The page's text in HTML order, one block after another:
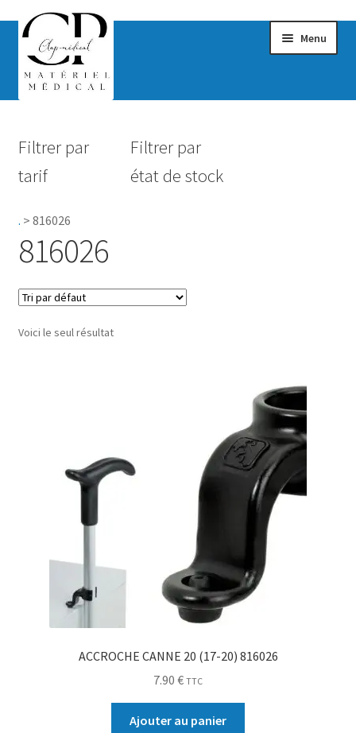
Menu
Hygiène
Accessoires Salle de bain
Filtrer par
tarif
Filtrer par
état de stock
. > 816026
816026
Voici le seul résultat
ACCROCHE CANNE 20 (17-20) 816026
7.90 € TTC
Ajouter au panier